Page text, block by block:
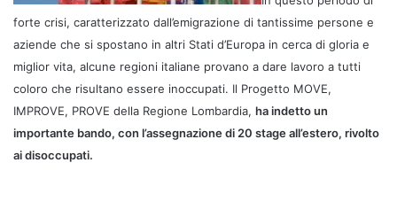
forte crisi, caratterizzato dall’emigrazione di tantissime persone e
aziende che si spostano in altri Stati d’Europa in cerca di gloria e
miglior vita, alcune regioni italiane provano a dare lavoro a tutti
coloro che risultano essere inoccupati. Il Progetto MOVE,
IMPROVE, PROVE della Regione Lombardia, ha indetto un
importante bando, con l’assegnazione di 20 stage all’estero, rivolto
ai disoccupati.